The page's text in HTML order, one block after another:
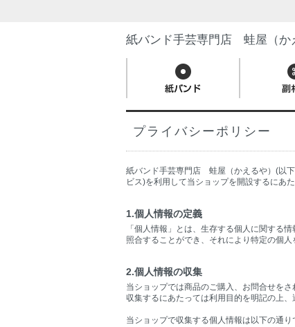
紙バンド手芸専門店 蛙屋（か
プライバシーポリシー
紙バンド手芸専門店 蛙屋（かえるや）(以下
ビス)を利用して当ショップを開設するにあ
1.個人情報の定義
「個人情報」とは、生存する個人に関する
照合することができ、それにより特定の個
2.個人情報の収集
当ショップでは商品のご購入、お問合せを
収集するにあたっては利用目的を明記の上、
当ショップで収集する個人情報は以下の通り